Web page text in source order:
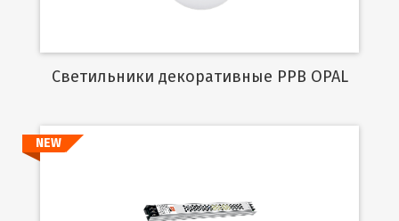
Cветильники декоративные PPB OPAL
Подробнее
NEW